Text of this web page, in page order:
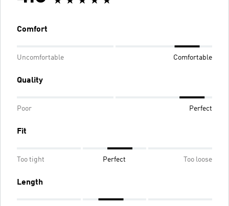
Comfort
Uncomfortable Comfortable
Quality
Poor Perfect
Fit
Too tight Perfect Too loose
Length